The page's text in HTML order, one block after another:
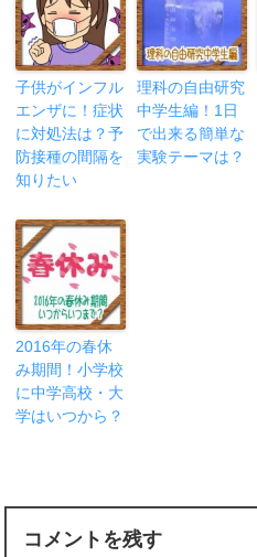
子供がインフル
エンザに！症状
に対処法は？予
防接種の間隔を
知りたい
理科の自由研究
中学生編！1日
で出来る簡単な
実験テーマは？
2016年の春休
み期間！小学校
に中学高校・大
学はいつから？
コメントを残す